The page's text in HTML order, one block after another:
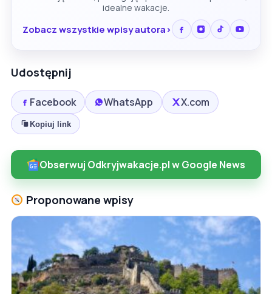
idealne wakacje.
Zobacz wszystkie wpisy autora
Udostępnij
Facebook WhatsApp X.com
Kopiuj link
Obserwuj Odkryjwakacje.pl w Google News
Proponowane wpisy